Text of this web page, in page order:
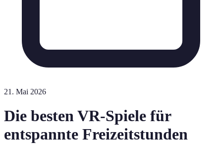
21. Mai 2026
Die besten VR-Spiele für
entspannte Freizeitstunden